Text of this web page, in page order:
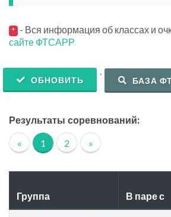
* - Вся информация об классах и
сайте ФТСАРР
ОБНОВИТЬ
.
БАЗА
Результаты соревнований:
« 1 2 »
Группа В паре с